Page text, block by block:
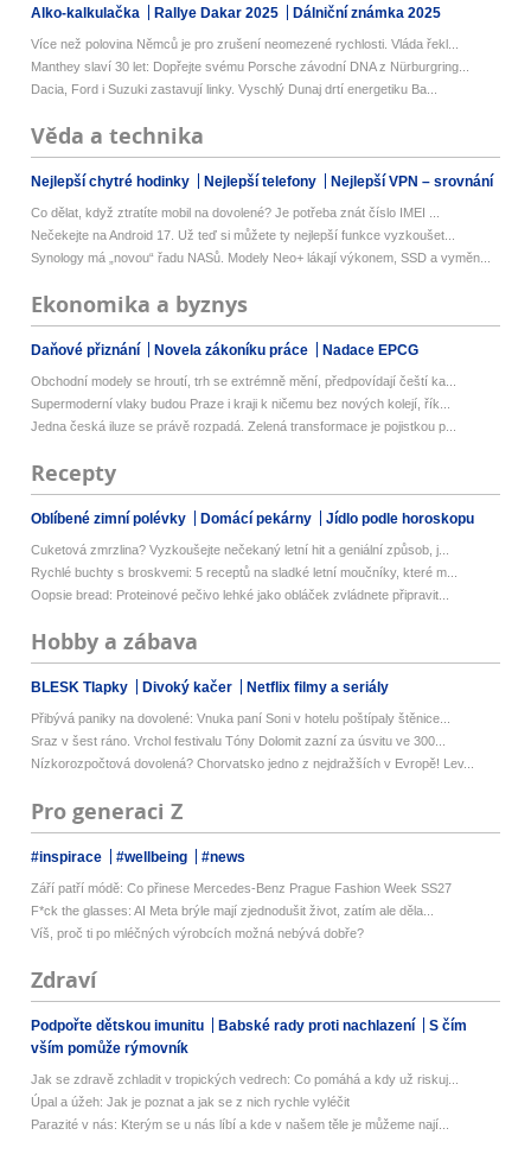
Alko-kalkulačka Rallye Dakar 2025 Dálniční známka 2025
Více než polovina Němců je pro zrušení neomezené rychlosti. Vláda řekl...
Manthey slaví 30 let: Dopřejte svému Porsche závodní DNA z Nürburgring...
Dacia, Ford i Suzuki zastavují linky. Vyschlý Dunaj drtí energetiku Ba...
Věda a technika
Nejlepší chytré hodinky Nejlepší telefony Nejlepší VPN – srovnání
Co dělat, když ztratíte mobil na dovolené? Je potřeba znát číslo IMEI ...
Nečekejte na Android 17. Už teď si můžete ty nejlepší funkce vyzkoušet...
Synology má „novou“ řadu NASů. Modely Neo+ lákají výkonem, SSD a vyměn...
Ekonomika a byznys
Daňové přiznání Novela zákoníku práce Nadace EPCG
Obchodní modely se hroutí, trh se extrémně mění, předpovídají čeští ka...
Supermoderní vlaky budou Praze i kraji k ničemu bez nových kolejí, řík...
Jedna česká iluze se právě rozpadá. Zelená transformace je pojistkou p...
Recepty
Oblíbené zimní polévky Domácí pekárny Jídlo podle horoskopu
Cuketová zmrzlina? Vyzkoušejte nečekaný letní hit a geniální způsob, j...
Rychlé buchty s broskvemi: 5 receptů na sladké letní moučníky, které m...
Oopsie bread: Proteinové pečivo lehké jako obláček zvládnete připravit...
Hobby a zábava
BLESK Tlapky Divoký kačer Netflix filmy a seriály
Přibývá paniky na dovolené: Vnuka paní Soni v hotelu poštípaly štěnice...
Sraz v šest ráno. Vrchol festivalu Tóny Dolomit zazní za úsvitu ve 300...
Nízkorozpočtová dovolená? Chorvatsko jedno z nejdražších v Evropě! Lev...
Pro generaci Z
#inspirace #wellbeing #news
Září patří módě: Co přinese Mercedes-Benz Prague Fashion Week SS27
F*ck the glasses: AI Meta brýle mají zjednodušit život, zatím ale děla...
Víš, proč ti po mléčných výrobcích možná nebývá dobře?
Zdraví
Podpořte dětskou imunitu Babské rady proti nachlazení
S čím
vším pomůže rýmovník
Jak se zdravě zchladit v tropických vedrech: Co pomáhá a kdy už riskuj...
Úpal a úžeh: Jak je poznat a jak se z nich rychle vyléčit
Parazité v nás: Kterým se u nás líbí a kde v našem těle je můžeme nají...